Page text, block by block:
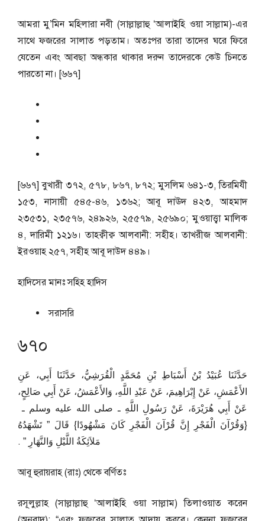
আমরা মু’মিন মহিলারা নবী (সাল্লাল্লাহু ‘আলাইহি ওয়া সাল্লাম)-এর
সাথে ফজরের সালাত পড়তাম। অতঃপর তারা তাদের ঘরে ফিরে
যেতেন এবং আবছা অন্ধকার থাকার দরুন তাদেরকে কেউ চিনতে
পারতো না। [৬৬৭]
[৬৬৭] বুখারী ৩৭২, ৫৭৮, ৮৬৭, ৮৭২; মুসলিম ৬৪১-৩, তিরমিযী
১৫৩, নাসায়ী ৫৪৫-৪৬, ১৩৬২; আবূ দাঊদ ৪২৩, আহমাদ
২৩৫৩১, ২৩৫৭৬, ২৪৯২৬, ২৫৫৭৯, ২৫৬৯০; মুওয়াত্ত্বা মালিক
৪, দারিমী ১২১৬। তাহক্বীক্ব আলবানী: সহীহ। তাখরীজ আলবানী:
ইরওয়াহ ২৫৭, সহীহ আবূ দাউদ ৪৪৯।
হাদিসের মানঃসহিহ হাদিস
সরাসরি
৬৭০
حَدَّثَنَا عُبَيْدُ بْنُ أَسْبَاطِ بْنِ مُحَمَّدٍ الْقُرَشِيُّ، حَدَّثَنَا أَبِي، عَنِ
الأَعْمَشِ، عَنْ إِبْرَاهِيمَ، عَنْ عَبْدِ اللَّهِ، وَالأَعْمَشُ، عَنْ أَبِي صَالِحٍ،
عَنْ أَبِي هُرَيْرَةَ، عَنْ رَسُولِ اللَّهِ ـ صلى الله عليه وسلم ـ ‏
{وَقُرْآنَ الْفَجْرِ إِنَّ قُرْآنَ الْفَجْرِ كَانَ مَشْهُودًا}‏ قَالَ ‏”‏ تَشْهَدُهُ
مَلاَئِكَةُ اللَّيْلِ وَالنَّهَارِ ‏”‏ ‏.‏
আবূ হুরায়রাহ (রাঃ) থেকে বর্ণিতঃ
রসূলুল্লাহ (সাল্লাল্লাহু ‘আলাইহি ওয়া সাল্লাম) তিলাওয়াত করেন